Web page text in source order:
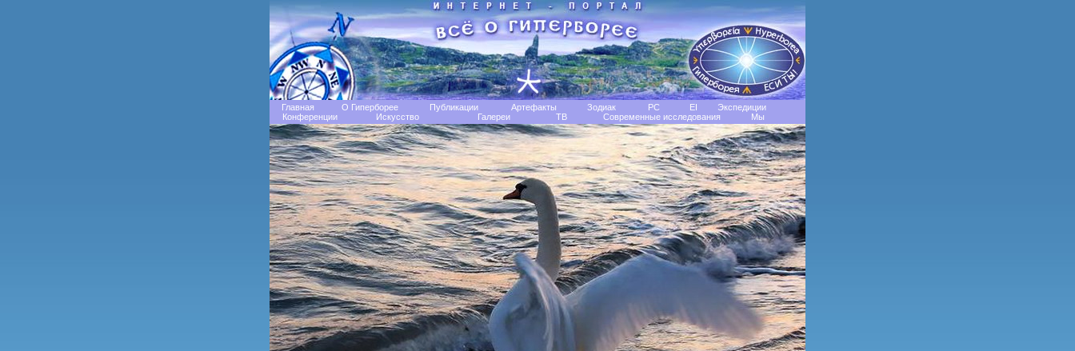
Главная О Гиперборее Публикации Артефакты Зодиак РС EI
Экспедиции
Конференции
Искусство Галереи TB Современные исследования Мы